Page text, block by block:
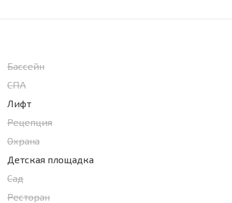
Бассейн
СПА
Лифт
Рецепция
Охрана
Детская площадка
Сад
Ресторан